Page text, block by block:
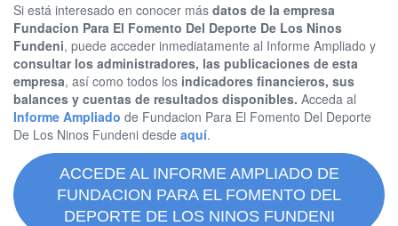
Si está interesado en conocer más datos de la empresa
Fundacion Para El Fomento Del Deporte De Los Ninos
Fundeni, puede acceder inmediatamente al Informe Ampliado y
consultar los administradores, las publicaciones de esta
empresa, así como todos los indicadores financieros, sus
balances y cuentas de resultados disponibles. Acceda al
Informe Ampliado de Fundacion Para El Fomento Del Deporte
De Los Ninos Fundeni desde aquí.
ACCEDE AL INFORME AMPLIADO DE
FUNDACION PARA EL FOMENTO DEL
DEPORTE DE LOS NINOS FUNDENI